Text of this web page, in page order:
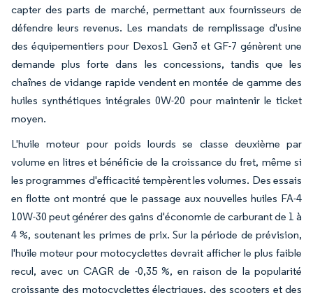
capter des parts de marché, permettant aux fournisseurs de
défendre leurs revenus. Les mandats de remplissage d'usine
des équipementiers pour Dexos1 Gen3 et GF-7 génèrent une
demande plus forte dans les concessions, tandis que les
chaînes de vidange rapide vendent en montée de gamme des
huiles synthétiques intégrales 0W-20 pour maintenir le ticket
moyen.
L'huile moteur pour poids lourds se classe deuxième par
volume en litres et bénéficie de la croissance du fret, même si
les programmes d'efficacité tempèrent les volumes. Des essais
en flotte ont montré que le passage aux nouvelles huiles FA-4
10W-30 peut générer des gains d'économie de carburant de 1 à
4 %, soutenant les primes de prix. Sur la période de prévision,
l'huile moteur pour motocyclettes devrait afficher le plus faible
recul, avec un CAGR de -0,35 %, en raison de la popularité
croissante des motocyclettes électriques, des scooters et des